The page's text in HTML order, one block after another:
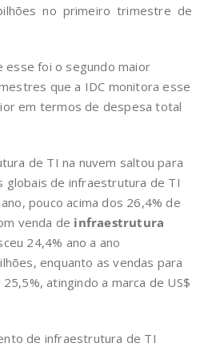
no primeiro trimestre de
esse foi o segundo maior
que a IDC monitora esse
em termos de despesa total
de TI na nuvem saltou para
globais de infraestrutura de TI
pouco acima dos 26,4% de
venda de infraestrutura
24,4% ano a ano
enquanto as vendas para
atingindo a marca de US$
de infraestrutura de TI